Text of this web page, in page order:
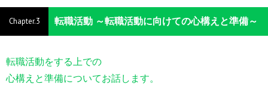
転職活動 ～転職活動に向けての心構えと準備～
転職活動をする上での
心構えと準備についてお話します。